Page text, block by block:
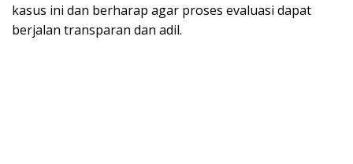
kasus ini dan berharap agar proses evaluasi dapat
berjalan transparan dan adil.